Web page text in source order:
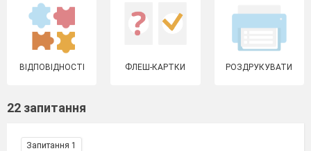
ВІДПОВІДНОСТІ ФЛЕШ-КАРТКИ РОЗДРУКУВАТИ
22 запитання
Запитання 1